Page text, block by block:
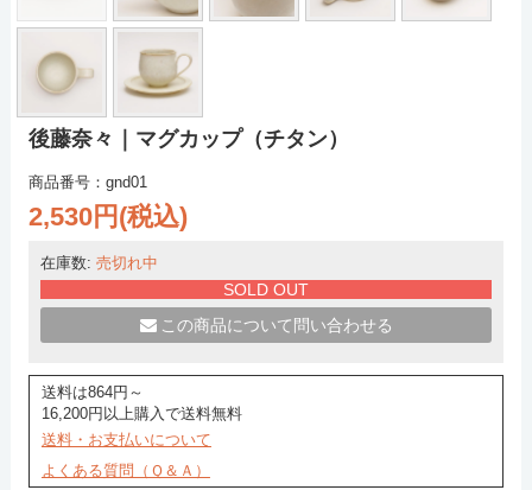
後藤奈々｜マグカップ（チタン）
商品番号：gnd01
2,530円(税込)
在庫数: 売切れ中
SOLD OUT
この商品について問い合わせる
送料は864円～
16,200円以上購入で送料無料
送料・お支払いについて
よくある質問（Ｑ＆Ａ）